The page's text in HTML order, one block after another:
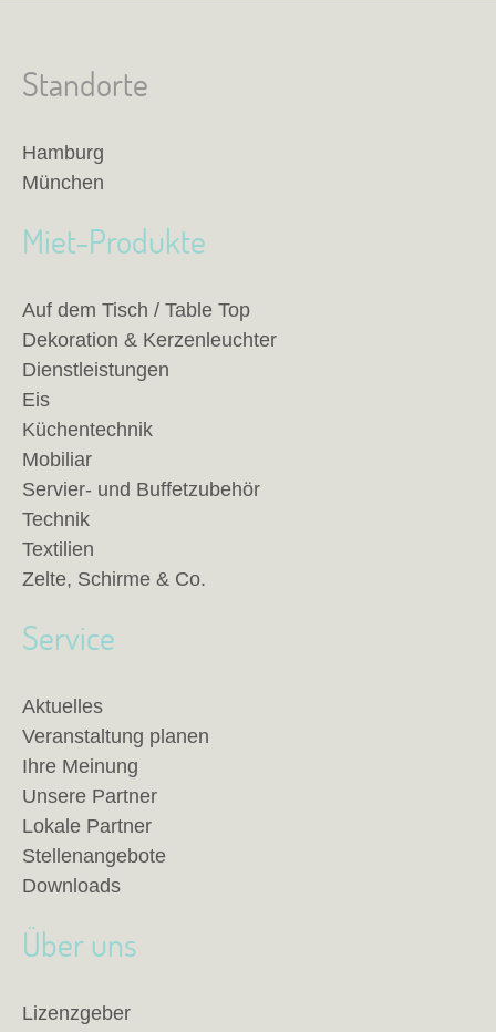
Standorte
Hamburg
München
Miet-Produkte
Auf dem Tisch / Table Top
Dekoration & Kerzenleuchter
Dienstleistungen
Eis
Küchentechnik
Mobiliar
Servier- und Buffetzubehör
Technik
Textilien
Zelte, Schirme & Co.
Service
Aktuelles
Veranstaltung planen
Ihre Meinung
Unsere Partner
Lokale Partner
Stellenangebote
Downloads
Über uns
Lizenzgeber